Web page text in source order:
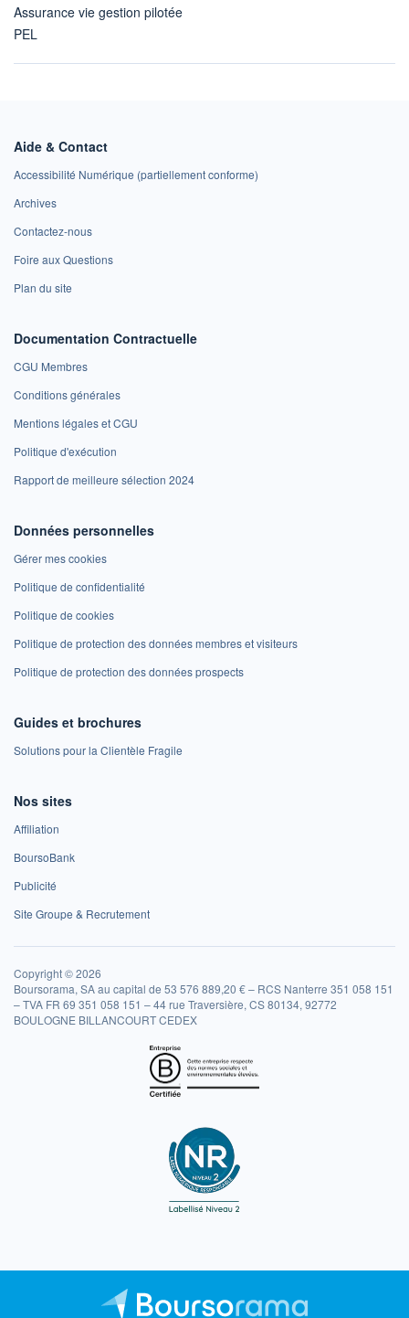
Assurance vie gestion pilotée
PEL
Aide & Contact
Accessibilité Numérique (partiellement conforme)
Archives
Contactez-nous
Foire aux Questions
Plan du site
Documentation Contractuelle
CGU Membres
Conditions générales
Mentions légales et CGU
Politique d'exécution
Rapport de meilleure sélection 2024
Données personnelles
Gérer mes cookies
Politique de confidentialité
Politique de cookies
Politique de protection des données membres et visiteurs
Politique de protection des données prospects
Guides et brochures
Solutions pour la Clientèle Fragile
Nos sites
Affiliation
BoursoBank
Publicité
Site Groupe & Recrutement
Copyright © 2026
Boursorama, SA au capital de 53 576 889,20 € – RCS Nanterre 351 058 151
– TVA FR 69 351 058 151 – 44 rue Traversière, CS 80134, 92772
BOULOGNE BILLANCOURT CEDEX